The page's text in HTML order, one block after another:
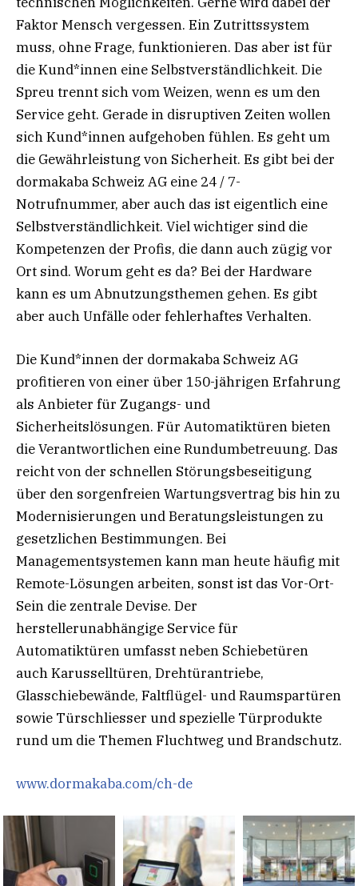
Faktor Mensch vergessen. Ein Zutrittssystem
muss, ohne Frage, funktionieren. Das aber ist für
die Kund*innen eine Selbstverständlichkeit. Die
Spreu trennt sich vom Weizen, wenn es um den
Service geht. Gerade in disruptiven Zeiten wollen
sich Kund*innen aufgehoben fühlen. Es geht um
die Gewährleistung von Sicherheit. Es gibt bei der
dormakaba Schweiz AG eine 24 / 7-
Notrufnummer, aber auch das ist eigentlich eine
Selbstverständlichkeit. Viel wichtiger sind die
Kompetenzen der Profis, die dann auch zügig vor
Ort sind. Worum geht es da? Bei der Hardware
kann es um Abnutzungsthemen gehen. Es gibt
aber auch Unfälle oder fehlerhaftes Verhalten.
Die Kund*innen der dormakaba Schweiz AG
profitieren von einer über 150-jährigen Erfahrung
als Anbieter für Zugangs- und
Sicherheitslösungen. Für Automatiktüren bieten
die Verantwortlichen eine Rundumbetreuung. Das
reicht von der schnellen Störungsbeseitigung
über den sorgenfreien Wartungsvertrag bis hin zu
Modernisierungen und Beratungsleistungen zu
gesetzlichen Bestimmungen. Bei
Managementsystemen kann man heute häufig mit
Remote-Lösungen arbeiten, sonst ist das Vor-Ort-
Sein die zentrale Devise. Der
herstellerunabhängige Service für
Automatiktüren umfasst neben Schiebetüren
auch Karusselltüren, Drehtürantriebe,
Glasschiebewände, Faltflügel- und Raumspartüren
sowie Türschliesser und spezielle Türprodukte
rund um die Themen Fluchtweg und Brandschutz.
www.dormakaba.com/ch-de